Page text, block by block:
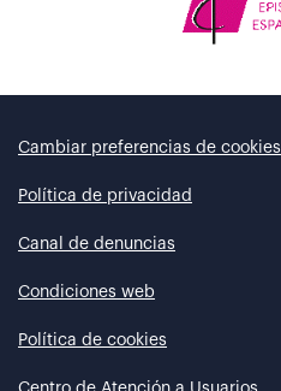
Cambiar preferencias de cookies
Política de privacidad
Canal de denuncias
Condiciones web
Política de cookies